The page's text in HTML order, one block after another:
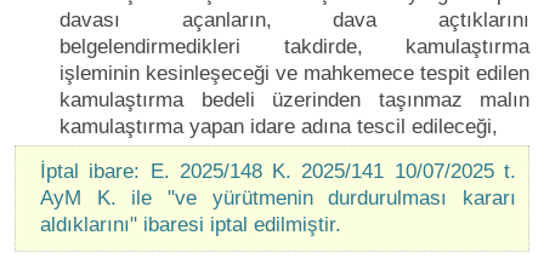
davası açanların, dava açtıklarını
belgelendirmedikleri takdirde, kamulaştırma
işleminin kesinleşeceği ve mahkemece tespit edilen
kamulaştırma bedeli üzerinden taşınmaz malın
kamulaştırma yapan idare adına tescil edileceği,
İptal ibare: E. 2025/148 K. 2025/141 10/07/2025 t.
AyM K. ile "ve yürütmenin durdurulması kararı
aldıklarını" ibaresi iptal edilmiştir.